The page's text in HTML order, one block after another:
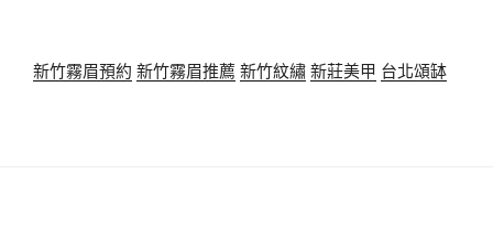
新竹霧眉預約 新竹霧眉推薦 新竹紋繡新莊美甲 台北頌缽